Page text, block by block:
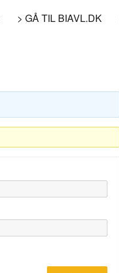
> GÅ TIL BIAVL.DK